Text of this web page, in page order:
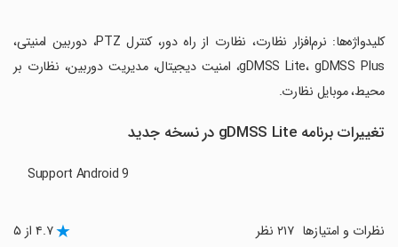
‏کلیدواژه‌ها: نرم‌افزار نظارت، نظارت از راه دور، کنترل PTZ، دوربین امنیتی،
gDMSS Lite، gDMSS Plus، امنیت دیجیتال، مدیریت دوربین، نظارت بر
محیط، موبایل نظارت.
تغییرات برنامه gDMSS Lite در نسخه جدید
Support Android 9
نظرات و امتیازها ۴.۷ از ۵